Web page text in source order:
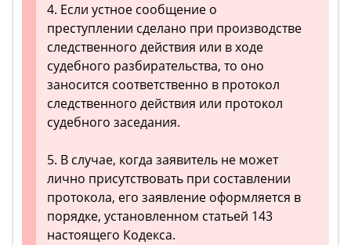
4. Если устное сообщение о
преступлении сделано при производстве
следственного действия или в ходе
судебного разбирательства, то оно
заносится соответственно в протокол
следственного действия или протокол
судебного заседания.
5. В случае, когда заявитель не может
лично присутствовать при составлении
протокола, его заявление оформляется в
порядке, установленном статьей 143
настоящего Кодекса.